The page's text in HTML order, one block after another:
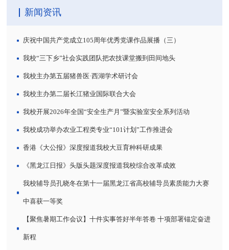
新闻资讯
庆祝中国共产党成立105周年优秀党课作品展播（三）
我校“三下乡”社会实践团队把农技课堂搬到田间地头
我校主办第五届猪兽医·西湖学术研讨会
我校主办第二届长江猪业国际联合大会
我校开展2026年全国“安全生产月”暨实验室安全系列活动
我校成功举办农业工程类专业“101计划”工作推进会
香港《大公报》深度报道我校大豆育种科研成果
《黑龙江日报》头版头题深度报道我校综合改革成效
我校辅导员孔晓冬在第十一届黑龙江省高校辅导员素质能力大赛
中喜获一等奖
【聚焦暑期工作会议】十件实事答好半年答卷 十项部署锚定奋进
新程